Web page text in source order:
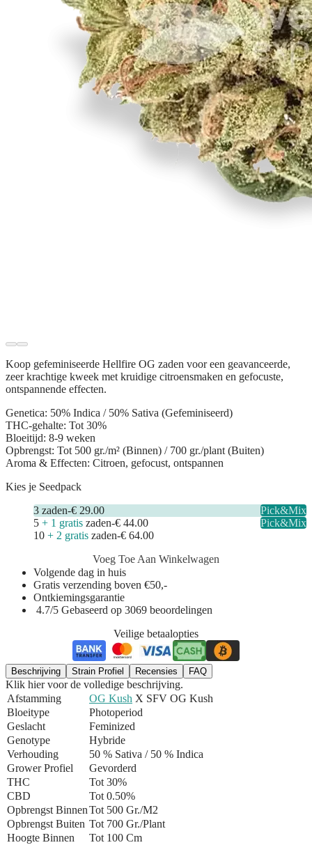
Koop gefeminiseerde Hellfire OG zaden voor een geavanceerde,
zeer krachtige kweek met kruidige citroensmaken en gefocuste,
ontspannende effecten.
Genetica: 50% Indica / 50% Sativa (Gefeminiseerd)
THC-gehalte: Tot 30%
Bloeitijd: 8-9 weken
Opbrengst: Tot 500 gr./m² (Binnen) / 700 gr./plant (Buiten)
Aroma & Effecten: Citroen, gefocust, ontspannen
Kies je Seedpack
3 zaden-€ 29.00
Pick&Mix
5 + 1 gratis zaden-€ 44.00
Pick&Mix
10 + 2 gratis zaden-€ 64.00
Voeg Toe Aan Winkelwagen
Volgende dag in huis
Gratis verzending boven €50,-
Ontkiemingsgarantie
4.7/5 Gebaseerd op 3069 beoordelingen
Veilige betaalopties
Beschrijving Strain Profiel Recensies FAQ
Klik hier voor de volledige beschrijving.
Afstamming
OG Kush X SFV OG Kush
Bloeitype
Photoperiod
Geslacht
Feminized
Genotype
Hybride
Verhouding
50 % Sativa / 50 % Indica
Grower Profiel
Gevorderd
THC
Tot 30%
CBD
Tot 0.50%
Opbrengst BinnenTot 500 Gr./m2
Opbrengst Buiten Tot 700 Gr./plant
Hoogte Binnen
Tot 100 Cm